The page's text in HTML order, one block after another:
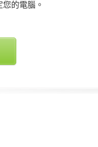
的電腦。